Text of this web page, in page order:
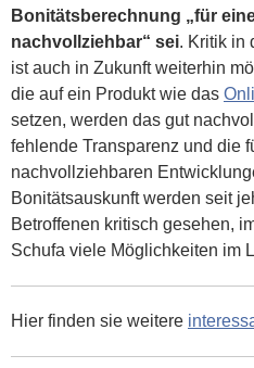
Bonitätsberechnung „für
nachvollziehbar“ sei. Kritik in
ist auch in Zukunft weiterhin
die auf ein Produkt wie das
setzen, werden das gut
fehlende Transparenz und die
nachvollziehbaren
Bonitätsauskunft werden seit
Betroffenen kritisch gesehen,
Schufa viele Möglichkeiten im
Hier finden sie weitere